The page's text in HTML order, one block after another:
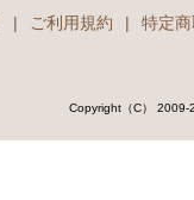
| ご利用規約 | 特定
Copyright（C）